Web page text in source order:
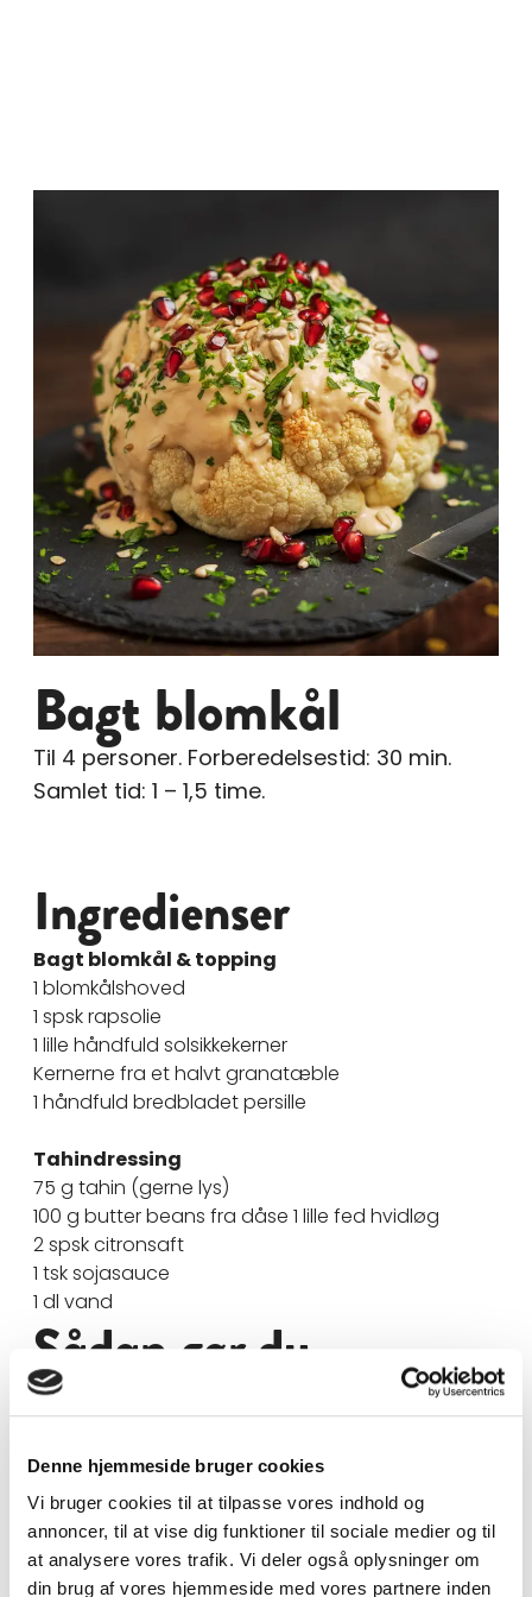
Denne hjemmeside bruger cookies
Vi bruger cookies til at tilpasse vores indhold og
annoncer, til at vise dig funktioner til sociale medier og til
at analysere vores trafik. Vi deler også oplysninger om
din brug af vores hjemmeside med vores partnere inden
Bagt blomkål
Til 4 personer. Forberedelsestid: 30 min.
Samlet tid: 1 – 1,5 time.
Ingredienser
Bagt blomkål & topping
1 blomkålshoved
1 spsk rapsolie
1 lille håndfuld solsikkekerner
Kernerne fra et halvt granatæble
1 håndfuld bredbladet persille
Tahindressing
75 g tahin (gerne lys)
100 g butter beans fra dåse 1 lille fed hvidløg
2 spsk citronsaft
1 tsk sojasauce
1 dl vand
Sådan gør du
Blomkålen bliver mør og smagfuld og serveres
med en lækker tahindressing og sprøde
granatæblekerner. Det bagte blomkål kan
serveres ved siden af en proteinholdig
bønnesalat eller brydes op i buketter og spises i
wraps eller pitabrød med hummus og syltede
rødløg. Blomkålen kan også skæres i skiver og